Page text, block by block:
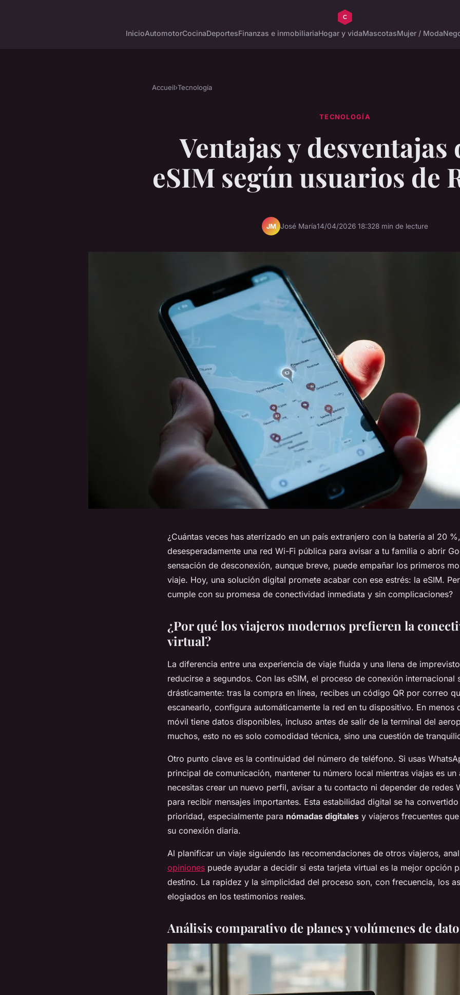
InicioAutomotorCocinaDeportesFinanzas e inmobiliariaHogar y vidaMascotasMujer / Moda
Accueil›Tecnología
TECNOLOGÍA
Ventajas y desventajas
eSIM según usuarios de
JM José María14/04/2026 18:328 min de lecture
¿Cuántas veces has aterrizado en un país extranjero con la batería al 20
desesperadamente una red Wi-Fi pública para avisar a tu familia o abrir
sensación de desconexión, aunque breve, puede empañar los primeros
viaje. Hoy, una solución digital promete acabar con ese estrés: la eSIM.
cumple con su promesa de conectividad inmediata y sin complicaciones?
¿Por qué los viajeros modernos prefieren la
virtual?
La diferencia entre una experiencia de viaje fluida y una llena de
reducirse a segundos. Con las eSIM, el proceso de conexión internacional
drásticamente: tras la compra en línea, recibes un código QR por correo
escanearlo, configura automáticamente la red en tu dispositivo. En menos
móvil tiene datos disponibles, incluso antes de salir de la terminal del
muchos, esto no es solo comodidad técnica, sino una cuestión de
Otro punto clave es la continuidad del número de teléfono. Si usas
principal de comunicación, mantener tu número local mientras viajas es un
necesitas crear un nuevo perfil, avisar a tu contacto ni depender de redes
para recibir mensajes importantes. Esta estabilidad digital se ha convertido
prioridad, especialmente para nómadas digitales y viajeros frecuentes
su conexión diaria.
Al planificar un viaje siguiendo las recomendaciones de otros viajeros,
opiniones puede ayudar a decidir si esta tarjeta virtual es la mejor opción
destino. La rapidez y la simplicidad del proceso son, con frecuencia, los
elogiados en los testimonios reales.
Análisis comparativo de planes y volúmenes de